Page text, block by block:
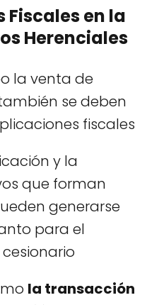
en la
Herenciales
la venta de
se deben
fiscales
y la
que forman
generarse
para el
la transacción